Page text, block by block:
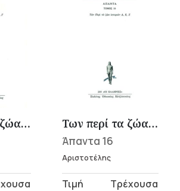
Των περί τα ζώα ιστοριών Α-Γ Των περί τα ζώα ιστοριών Δ-Ζ
Άπαντα 16
Αριστοτέλης
Original
Current